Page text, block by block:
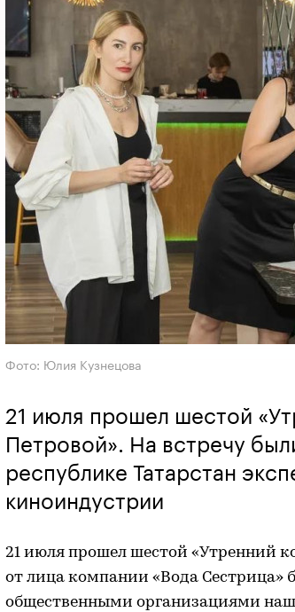
Фото: Юлия Кузнецова
21 июля прошел шестой
Петровой». На встречу
республике Татарстан
киноиндустрии
21 июля прошел шестой «Утренний
от лица компании «Вода Сестрица»
общественными организациями